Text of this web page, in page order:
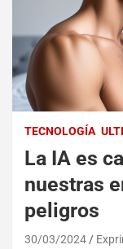
TECNOLOGÍA
La IA es
nuestras
peligros
30/03/2024